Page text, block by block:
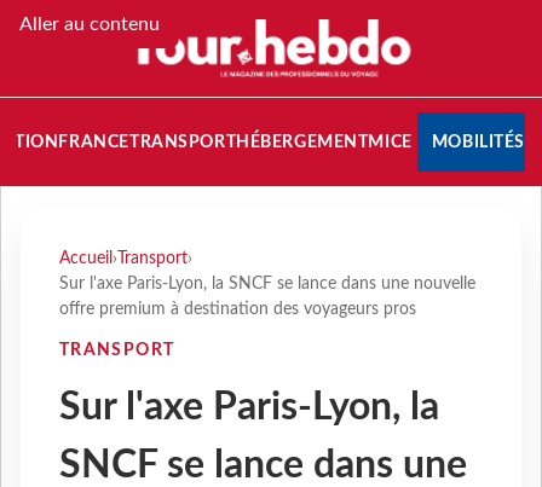
Aller au contenu
FRANCETRANSPORT HÉBERGEMENTMICE MOBILITÉS
Accueil › Transport›
Sur l'axe Paris-Lyon, la SNCF se lance dans une nouvelle
offre premium à destination des voyageurs pros
TRANSPORT
Sur l'axe Paris-Lyon, la
SNCF se lance dans une